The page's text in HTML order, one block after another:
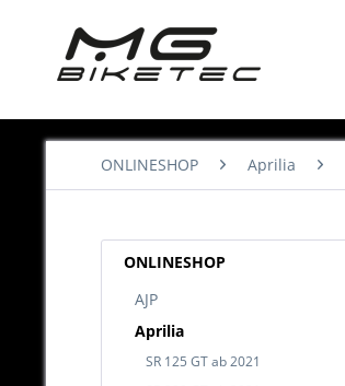
ONLINESHOP Aprilia
ONLINESHOP
AJP
Aprilia
SR 125 GT ab 2021